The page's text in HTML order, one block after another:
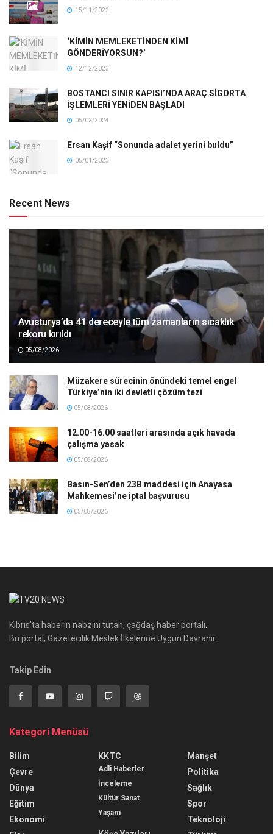
15/11/2022
‘KİMİN MEMLEKETİNDEN KİMİ
GÖNDERİYORSUN?’
12/12/2023
BOSTANCI SINIR KAPISI’NDA ARAÇ SİGORTA
İŞLEMLERİ YENİDEN BAŞLADI
05/02/2024
Ersan Kaşif “Sonunda adalet yerini buldu”
05/01/2023
Recent News
Avusturya’da 41 dereceyle tüm zamanların sıcaklık
rekoru kırıldı
05/08/2026
Müzakere sürecinin önündeki temel engel
Türkiye’nin iki devletli çözüm tezi
05/08/2026
12.00-16.00 saatleri arasında açık havada
çalışma yasak
05/08/2026
Basın-Sen’den 23B maddesi için Anayasa
Mahkemesi’ne iptal başvurusu
05/08/2026
Kıbrıs'ta haberin nabzını tutan, çağdaş haber portalı.
Bu portal, Gazetecilik Meslek İlkelerine Uygun Davranır.
Takip Edin
Kategori Menüsü
Bilim
Çevre
Dünya
Eğitim
Ekonomi
KKTC
Adli Haberler
İnceleme
Kültür Sanat
Yaşam
Manşet
Politika
Sağlık
Spor
Teknoloji